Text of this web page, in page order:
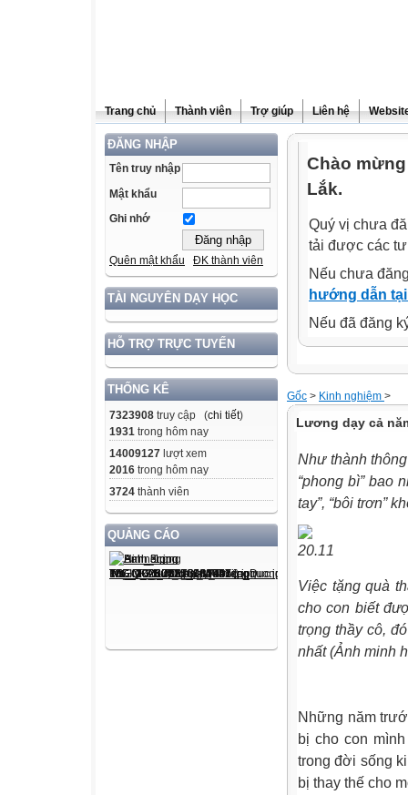
Trang chủ Thành viên Trợ giúp Liên hệ
ĐĂNG NHẬP
Tên truy nhập
Mật khẩu
Ghi nhớ
Quên mật khẩu ĐK thành viên
TÀI NGUYÊN DẠY HỌC
HỖ TRỢ TRỰC TUYẾN
THỐNG KÊ
7323908 truy cập (chi tiết)
1931 trong hôm nay
14009127 lượt xem
2016 trong hôm nay
3724 thành viên
QUẢNG CÁO
Chào
Lắk.
Quý vị chưa
tải được các
Nếu chưa
hướng dẫn
Nếu đã đăng
Gốc > Kinh nghiệm >
Lương dạy cả
Như thành
“phong bì” bao
tay”, “bôi trơn”
Việc tặng quà
cho con biết
trọng thầy cô,
nhất (Ảnh minh
Những năm
bị cho con
trong đời sống
bị thay thế cho